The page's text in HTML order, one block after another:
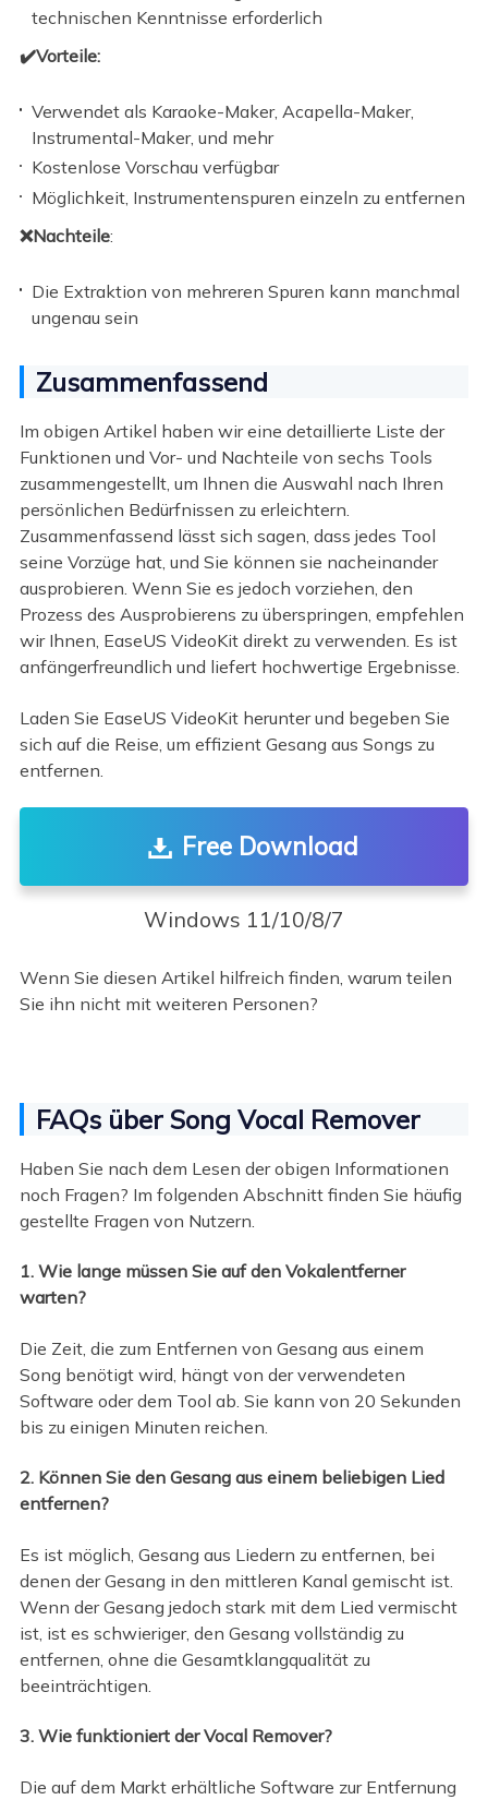
technischen Kenntnisse erforderlich
✔️Vorteile:
Verwendet als Karaoke-Maker, Acapella-Maker,
Instrumental-Maker, und mehr
Kostenlose Vorschau verfügbar
Möglichkeit, Instrumentenspuren einzeln zu entfernen
❌Nachteile:
Die Extraktion von mehreren Spuren kann manchmal
ungenau sein
Zusammenfassend
Im obigen Artikel haben wir eine detaillierte Liste der
Funktionen und Vor- und Nachteile von sechs Tools
zusammengestellt, um Ihnen die Auswahl nach Ihren
persönlichen Bedürfnissen zu erleichtern.
Zusammenfassend lässt sich sagen, dass jedes Tool
seine Vorzüge hat, und Sie können sie nacheinander
ausprobieren. Wenn Sie es jedoch vorziehen, den
Prozess des Ausprobierens zu überspringen, empfehlen
wir Ihnen, EaseUS VideoKit direkt zu verwenden. Es ist
anfängerfreundlich und liefert hochwertige Ergebnisse.
Laden Sie EaseUS VideoKit herunter und begeben Sie
sich auf die Reise, um effizient Gesang aus Songs zu
entfernen.
Free Download
Windows 11/10/8/7
Wenn Sie diesen Artikel hilfreich finden, warum teilen
Sie ihn nicht mit weiteren Personen?
FAQs über Song Vocal Remover
Haben Sie nach dem Lesen der obigen Informationen
noch Fragen? Im folgenden Abschnitt finden Sie häufig
gestellte Fragen von Nutzern.
1. Wie lange müssen Sie auf den Vokalentferner
warten?
Die Zeit, die zum Entfernen von Gesang aus einem
Song benötigt wird, hängt von der verwendeten
Software oder dem Tool ab. Sie kann von 20 Sekunden
bis zu einigen Minuten reichen.
2. Können Sie den Gesang aus einem beliebigen Lied
entfernen?
Es ist möglich, Gesang aus Liedern zu entfernen, bei
denen der Gesang in den mittleren Kanal gemischt ist.
Wenn der Gesang jedoch stark mit dem Lied vermischt
ist, ist es schwieriger, den Gesang vollständig zu
entfernen, ohne die Gesamtklangqualität zu
beeinträchtigen.
3. Wie funktioniert der Vocal Remover?
Die auf dem Markt erhältliche Software zur Entfernung